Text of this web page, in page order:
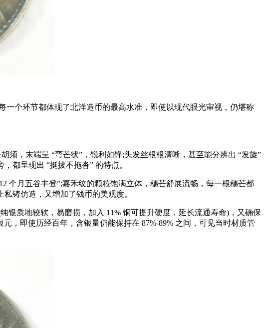
个环节都体现了北洋造币的最高水准，即使以现代眼光审视，仍堪称
，末端呈 “弯芒状”，锐利如锋;头发丝根根清晰，甚至能分辨出 “发旋”
都呈现出 “挺拔不拖沓” 的特点。
月五谷丰登”;嘉禾纹的颗粒饱满立体，穗芒舒展流畅，每一根穗芒都
铸仿造，又增加了钱币的美观度。
质地较软，易磨损，加入 11% 铜可提升硬度，延长流通寿命)，又确保
，即使历经百年，含银量仍能保持在 87%-89% 之间，可见当时材质管